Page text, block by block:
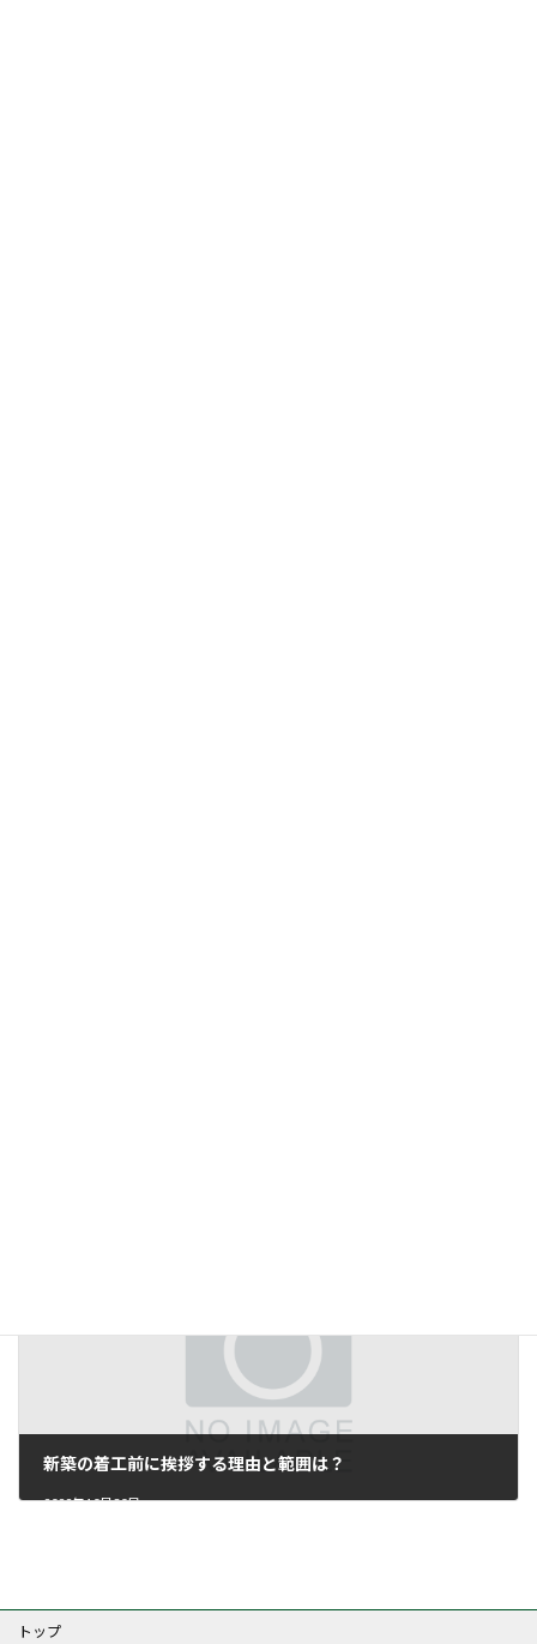
新築の着工前に挨拶する理由と範囲は？
2022年10月30日
トップ